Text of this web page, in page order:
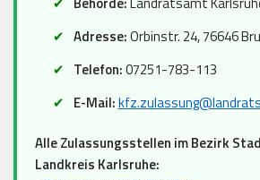
Adresse:Orbinstr. 24, 76646
Telefon:07251-783-113
E-Mail:
Alle Zulassungsstellen im Bezirk
Landkreis Karlsruhe: